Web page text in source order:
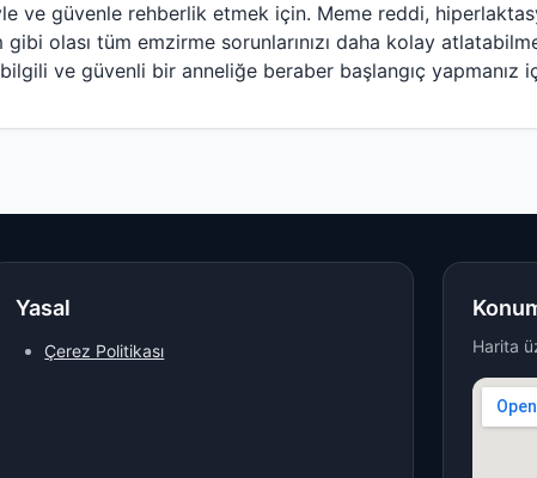
ve güvenle rehberlik etmek için. Meme reddi,
olası tüm emzirme sorunlarınızı daha kolay
ve güvenli bir anneliğe beraber başlangıç yapmanız
Yasal
Çerez Politikası Harita